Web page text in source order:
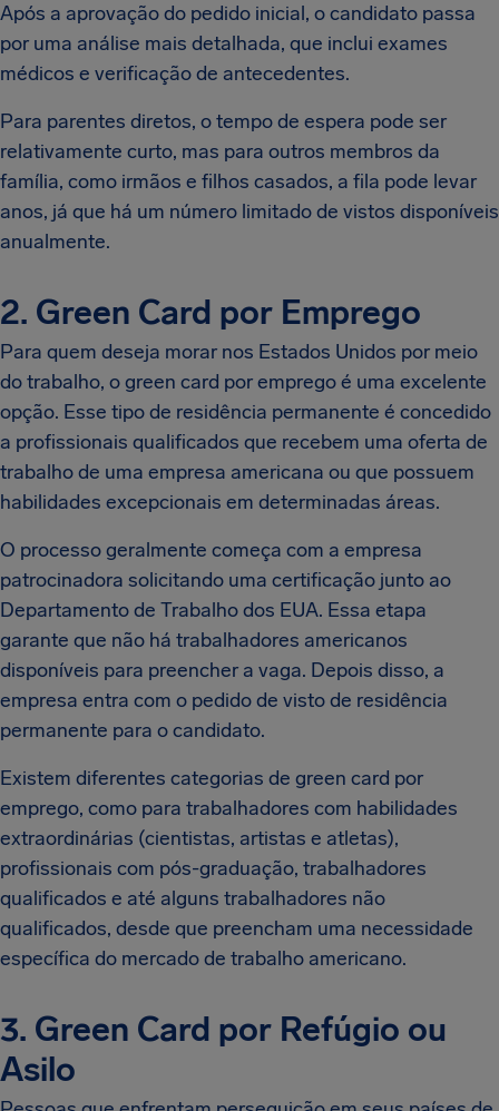
Após a aprovação do pedido inicial, o candidato passa
por uma análise mais detalhada, que inclui exames
médicos e verificação de antecedentes.
Para parentes diretos, o tempo de espera pode ser
relativamente curto, mas para outros membros da
família, como irmãos e filhos casados, a fila pode levar
anos, já que há um número limitado de vistos disponíveis
anualmente.
2. Green Card por Emprego
Para quem deseja morar nos Estados Unidos por meio
do trabalho, o green card por emprego é uma excelente
opção. Esse tipo de residência permanente é concedido
a profissionais qualificados que recebem uma oferta de
trabalho de uma empresa americana ou que possuem
habilidades excepcionais em determinadas áreas.
O processo geralmente começa com a empresa
patrocinadora solicitando uma certificação junto ao
Departamento de Trabalho dos EUA. Essa etapa
garante que não há trabalhadores americanos
disponíveis para preencher a vaga. Depois disso, a
empresa entra com o pedido de visto de residência
permanente para o candidato.
Existem diferentes categorias de green card por
emprego, como para trabalhadores com habilidades
extraordinárias (cientistas, artistas e atletas),
profissionais com pós-graduação, trabalhadores
qualificados e até alguns trabalhadores não
qualificados, desde que preencham uma necessidade
específica do mercado de trabalho americano.
3. Green Card por Refúgio ou
Asilo